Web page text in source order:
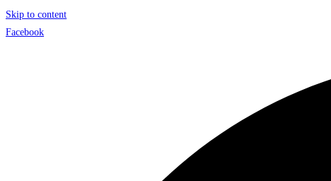
Skip to content
Facebook